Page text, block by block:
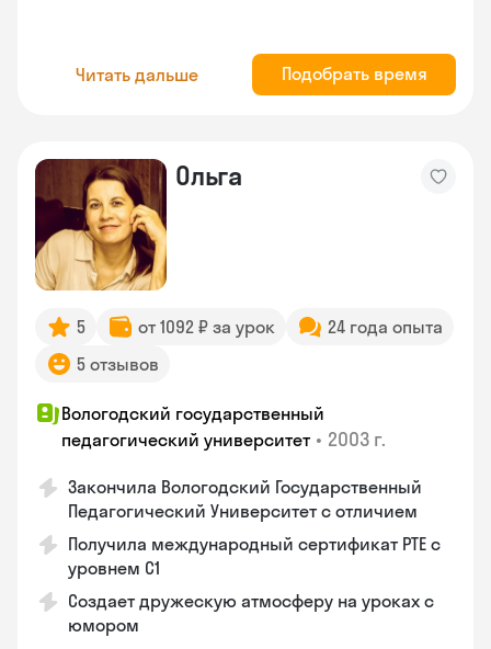
Читать дальше Подобрать время
Ольга
5 от 1092 ₽ за урок
24 года опыта
5 отзывов
Вологодский государственный
педагогический университет • 2003 г.
Закончила Вологодский Государственный
Педагогический Университет с отличием
Получила международный сертификат PTE с
уровнем C1
Создает дружескую атмосферу на уроках с
юмором